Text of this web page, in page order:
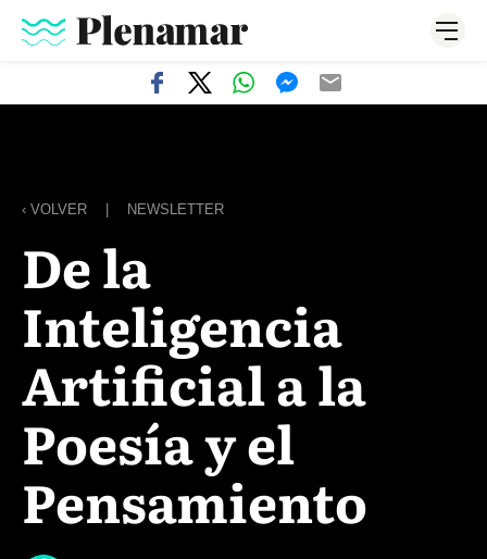
‹ VOLVER NEWSLETTER
De la
Inteligencia
Artificial a la
Poesía y el
Pensamiento